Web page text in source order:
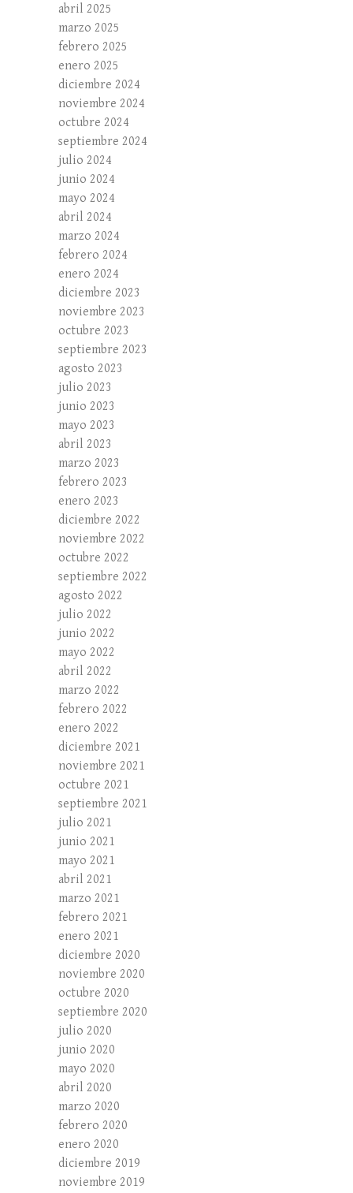
abril 2025
marzo 2025
febrero 2025
enero 2025
diciembre 2024
noviembre 2024
octubre 2024
septiembre 2024
julio 2024
junio 2024
mayo 2024
abril 2024
marzo 2024
febrero 2024
enero 2024
diciembre 2023
noviembre 2023
octubre 2023
septiembre 2023
agosto 2023
julio 2023
junio 2023
mayo 2023
abril 2023
marzo 2023
febrero 2023
enero 2023
diciembre 2022
noviembre 2022
octubre 2022
septiembre 2022
agosto 2022
julio 2022
junio 2022
mayo 2022
abril 2022
marzo 2022
febrero 2022
enero 2022
diciembre 2021
noviembre 2021
octubre 2021
septiembre 2021
julio 2021
junio 2021
mayo 2021
abril 2021
marzo 2021
febrero 2021
enero 2021
diciembre 2020
noviembre 2020
octubre 2020
septiembre 2020
julio 2020
junio 2020
mayo 2020
abril 2020
marzo 2020
febrero 2020
enero 2020
diciembre 2019
noviembre 2019